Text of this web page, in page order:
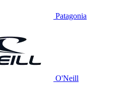
Patagonia
O'Neill